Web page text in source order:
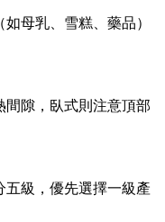
如母乳、雪糕、藥品）
間隙，臥式則注意頂部
五級，優先選擇一級產